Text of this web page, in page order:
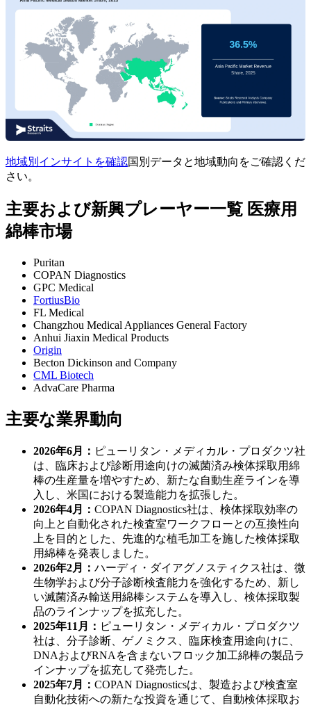
地域別インサイトを確認国別データと地域動向をご確認くだ
さい。
主要および新興プレーヤー一覧 医療用
綿棒市場
Puritan
COPAN Diagnostics
GPC Medical
FortiusBio
FL Medical
Changzhou Medical Appliances General Factory
Anhui Jiaxin Medical Products
Origin
Becton Dickinson and Company
CML Biotech
AdvaCare Pharma
主要な業界動向
2026年6月： ピューリタン・メディカル・プロダクツ社
は、臨床および診断用途向けの滅菌済み検体採取用綿
棒の生産量を増やすため、新たな自動生産ラインを導
入し、米国における製造能力を拡張した。
2026年4月： COPAN Diagnostics社は、検体採取効率の
向上と自動化された検査室ワークフローとの互換性向
上を目的とした、先進的な植毛加工を施した検体採取
用綿棒を発表しました。
2026年2月： ハーディ・ダイアグノスティクス社は、微
生物学および分子診断検査能力を強化するため、新し
い滅菌済み輸送用綿棒システムを導入し、検体採取製
品のラインナップを拡充した。
2025年11月： ピューリタン・メディカル・プロダクツ
社は、分子診断、ゲノミクス、臨床検査用途向けに、
DNAおよびRNAを含まないフロック加工綿棒の製品ラ
インナップを拡充して発売した。
2025年7月： COPAN Diagnosticsは、製造および検査室
自動化技術への新たな投資を通じて、自動検体採取お